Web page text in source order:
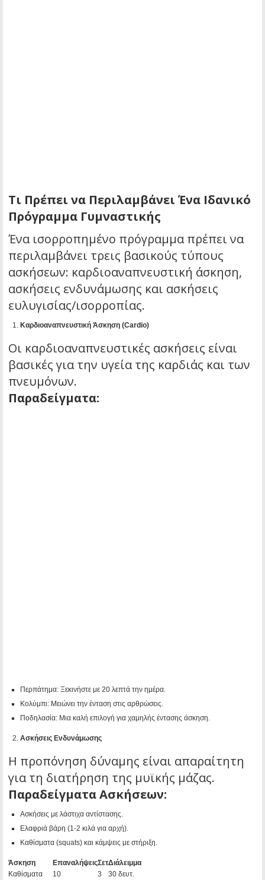
Τι Πρέπει να Περιλαμβάνει Ένα Ιδανικό
Πρόγραμμα Γυμναστικής
Ένα ισορροπημένο πρόγραμμα πρέπει να
περιλαμβάνει τρεις βασικούς τύπους
ασκήσεων: καρδιοαναπνευστική άσκηση,
ασκήσεις ενδυνάμωσης και ασκήσεις
ευλυγισίας/ισορροπίας.
Καρδιοαναπνευστική Άσκηση (Cardio)
Οι καρδιοαναπνευστικές ασκήσεις είναι
βασικές για την υγεία της καρδιάς και των
πνευμόνων.
Παραδείγματα:
Περπάτημα: Ξεκινήστε με 20 λεπτά την ημέρα.
Κολύμπι: Μειώνει την ένταση στις αρθρώσεις.
Ποδηλασία: Μια καλή επιλογή για χαμηλής έντασης άσκηση.
Ασκήσεις Ενδυνάμωσης
Η προπόνηση δύναμης είναι απαραίτητη
για τη διατήρηση της μυϊκής μάζας.
Παραδείγματα Ασκήσεων:
Ασκήσεις με λάστιχα αντίστασης.
Ελαφριά βάρη (1-2 κιλά για αρχή).
Καθίσματα (squats) και κάμψεις με στήριξη.
Άσκηση ΕπαναλήψειςΣετΔιάλειμμα
Καθίσματα
10 3
30 δευτ.